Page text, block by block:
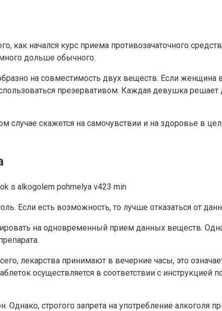
начался курс приема противозачаточного
дольше обычного.
на совместимость двух веществ. Если
презервативом. Каждая девушка
случае скажется на самочувствии и на здоровье в
Если есть возможность, то лучше отказаться от
на одновременный прием данных веществ.
лекарства принимают в вечерние часы, это
осуществляется в соответствии с инструкцией
строгого запрета на употребление алкоголя